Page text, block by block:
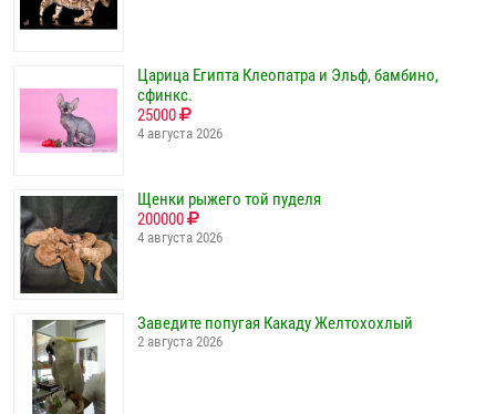
Царица Египта Клеопатра и Эльф, бамбино,
сфинкс.
25000
4 августа 2026
Щенки рыжего той пуделя
200000
4 августа 2026
Заведите попугая Какаду Желтохохлый
2 августа 2026